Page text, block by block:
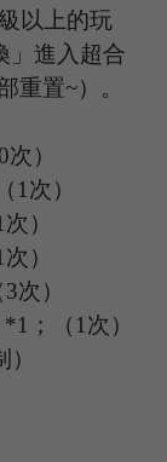
以上的玩
」進入超合
重置~）。
次）
1次）
）
）
次）
；（1次）